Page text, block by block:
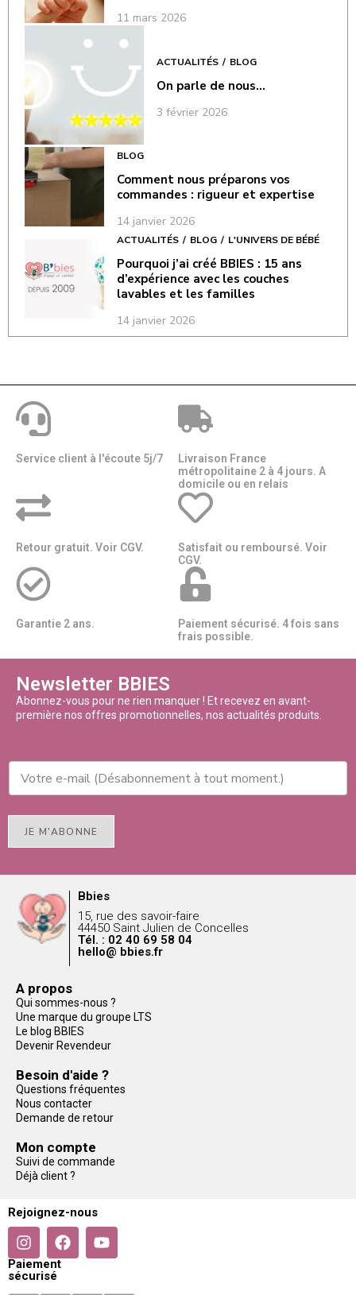
11 mars 2026
ACTUALITÉS BLOG
On parle de nous…
3 février 2026
BLOG
Comment nous préparons vos
commandes : rigueur et expertise
14 janvier 2026
ACTUALITÉS BLOG L'UNIVERS DE BÉBÉ
Pourquoi j’ai créé BBIES : 15 ans
d’expérience avec les couches
lavables et les familles
14 janvier 2026
Service client à l'écoute 5j/7
Livraison France
métropolitaine 2 à 4 jours. A
domicile ou en relais​​
Retour gratuit. Voir CGV.
Satisfait ou remboursé. Voir
CGV.
Garantie 2 ans.
Paiement sécurisé. 4 fois sans
frais possible.
Newsletter BBIES
Abonnez-vous pour ne rien manquer ! Et recevez en avant-
première nos offres promotionnelles, nos actualités produits.
JE M'ABONNE
Bbies
15, rue des savoir-faire
44450 Saint Julien de Concelles
Tél. : 02 40 69 58 04
hello@ bbies.fr
A propos
Qui sommes-nous ?
Une marque du groupe LTS
Le blog BBIES
Devenir Revendeur
Besoin d'aide ?
Questions fréquentes
Nous contacter
Demande de retour
Mon compte
Suivi de commande
Déjà client ?
Rejoignez-nous
Paiement
sécurisé